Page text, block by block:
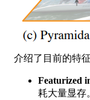
介绍了目前的特
Featurized
耗大量显存